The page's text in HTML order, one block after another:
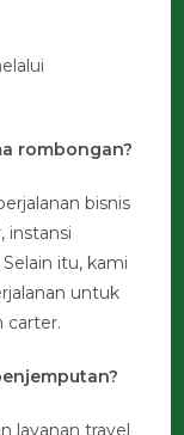
rombongan?
bisnis
instansi
itu, kami
untuk
carter.
layanan travel